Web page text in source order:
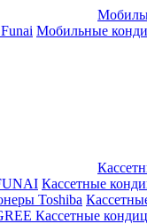
Мобильные
Кассетные
Toshiba
Кассетные